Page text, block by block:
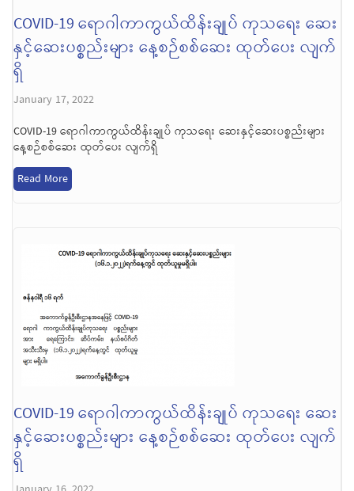
COVID-19 ရောဂါကာကွယ်ထိန်းချုပ် ကုသရေး ဆေး
နှင့်ဆေးပစ္စည်းများ နေ့စဉ်စစ်ဆေး ထုတ်ပေး လျက်
ရှိ
January 17, 2022
COVID-19 ရောဂါကာကွယ်ထိန်းချုပ် ကုသရေး ဆေးနှင့်ဆေးပစ္စည်းများ
နေ့စဉ်စစ်ဆေး ထုတ်ပေး လျက်ရှိ
Read More
COVID-19 ရောဂါကာကွယ်ထိန်းချုပ် ကုသရေး ဆေး
နှင့်ဆေးပစ္စည်းများ နေ့စဉ်စစ်ဆေး ထုတ်ပေး လျက်
ရှိ